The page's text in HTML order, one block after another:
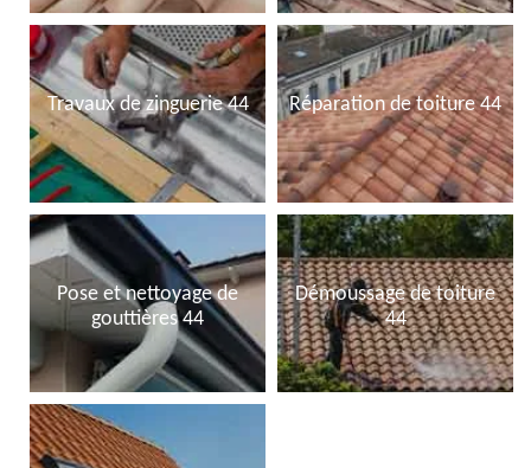
Travaux de zinguerie 44 Réparation de toiture 44
Pose et nettoyage de
gouttières 44
Démoussage de toiture
44